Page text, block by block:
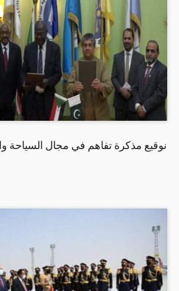
نوقيع مذكرة تفاهم في مجال السياحة